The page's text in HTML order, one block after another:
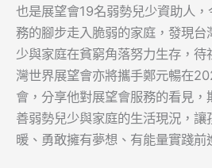
也是展望會19名弱勢兒少資助人
務的腳步走入脆弱的家庭，發現台
少與家庭在貧窮角落努力生存，待
灣世界展望會亦將攜手鄭元暢在
會，分享他對展望會服務的看見
善弱勢兒少與家庭的生活現況，
暖、勇敢擁有夢想、有能量實踐前